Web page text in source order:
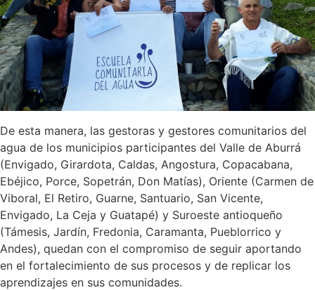
De esta manera, las gestoras y gestores comunitarios del
agua de los municipios participantes del Valle de Aburrá
(Envigado, Girardota, Caldas, Angostura, Copacabana,
Ebéjico, Porce, Sopetrán, Don Matías), Oriente (Carmen de
Viboral, El Retiro, Guarne, Santuario, San Vicente,
Envigado, La Ceja y Guatapé) y Suroeste antioqueño
(Támesis, Jardín, Fredonia, Caramanta, Pueblorrico y
Andes), quedan con el compromiso de seguir aportando
en el fortalecimiento de sus procesos y de replicar los
aprendizajes en sus comunidades.